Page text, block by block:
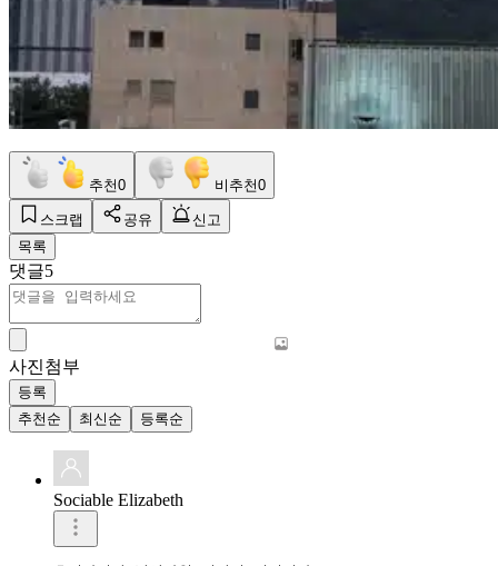
추천0 비추천0
스크랩 공유
신고
목록
댓글5
사진첨부
등록
추천순
최신순 등록순
Sociable Elizabeth